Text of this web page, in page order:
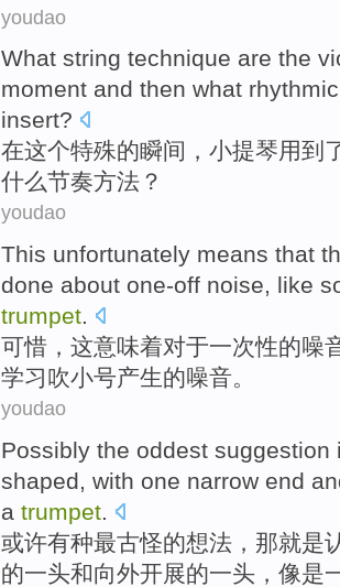
youdao
What string technique are the
moment and then what
insert?
在这个特殊的瞬间 ， 小提琴用到
什么节奏方法？
youdao
This unfortunately means that
done about one-off noise, like
trumpet.
可惜 ， 这意味着对于一次性的噪
学习吹小号产生的噪音。
youdao
Possibly the oddest suggestion
shaped, with one narrow end
a trumpet.
或许有种最古怪的想法 ， 那就是
的一头和向外开展的一头， 像是